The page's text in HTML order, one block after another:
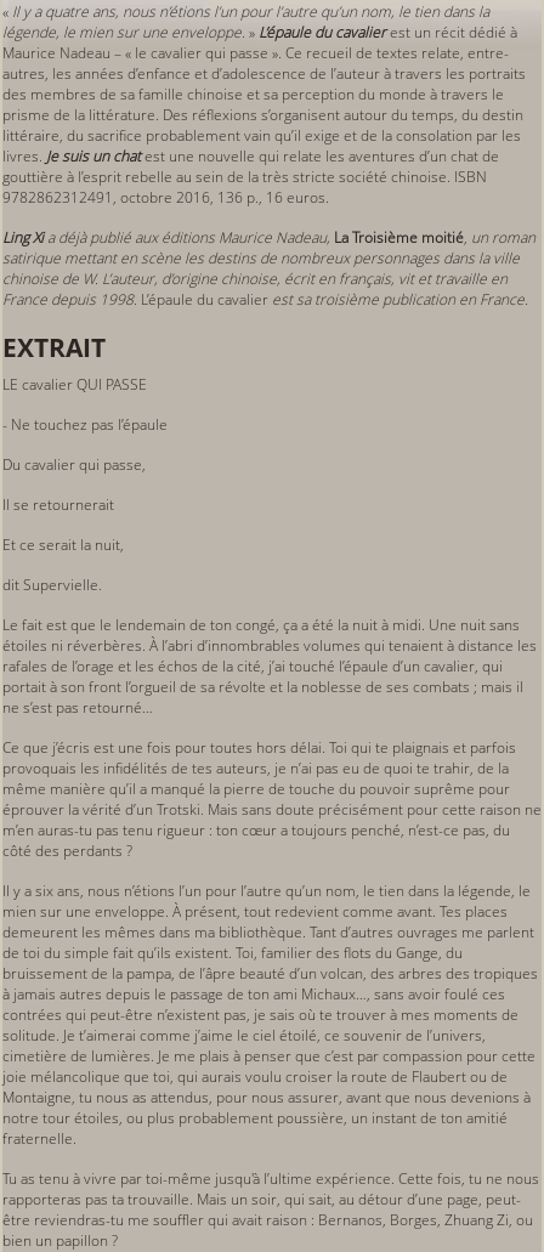
« Il y a quatre ans, nous n’étions l’un pour l’autre qu’un nom, le tien dans la
légende, le mien sur une enveloppe. » L’épaule du cavalierest un récit dédié à
Maurice Nadeau – « le cavalier qui passe ». Ce recueil de textes relate, entre-
autres, les années d’enfance et d’adolescence de l’auteur à travers les portraits
des membres de sa famille chinoise et sa perception du monde à travers le
prisme de la littérature. Des réflexions s’organisent autour du temps, du destin
littéraire, du sacrifice probablement vain qu’il exige et de la consolation par les
livres. Je suis un chatest une nouvelle qui relate les aventures d’un chat de
gouttière à l’esprit rebelle au sein de la très stricte société chinoise. ISBN
9782862312491, octobre 2016, 136 p., 16 euros.
Ling Xia déjà publié aux éditions Maurice Nadeau, La Troisième moitié, un roman
satirique mettant en scène les destins de nombreux personnages dans la ville
chinoise de W. L’auteur, d’origine chinoise, écrit en français, vit et travaille en
France depuis 1998. L’épaule du cavalier est sa troisième publication en France.
EXTRAIT
LE cavalier QUI PASSE
- Ne touchez pas l’épaule
Du cavalier qui passe,
Il se retournerait
Et ce serait la nuit,
dit Supervielle.
Le fait est que le lendemain de ton congé, ça a été la nuit à midi. Une nuit sans
étoiles ni réverbères. À l’abri d’innombrables volumes qui tenaient à distance les
rafales de l’orage et les échos de la cité, j’ai touché l’épaule d’un cavalier, qui
portait à son front l’orgueil de sa révolte et la noblesse de ses combats ; mais il
ne s’est pas retourné…
Ce que j’écris est une fois pour toutes hors délai. Toi qui te plaignais et parfois
provoquais les infidélités de tes auteurs, je n’ai pas eu de quoi te trahir, de la
même manière qu’il a manqué la pierre de touche du pouvoir suprême pour
éprouver la vérité d’un Trotski. Mais sans doute précisément pour cette raison ne
m’en auras-tu pas tenu rigueur : ton cœur a toujours penché, n’est-ce pas, du
côté des perdants ?
Il y a six ans, nous n’étions l’un pour l’autre qu’un nom, le tien dans la légende, le
mien sur une enveloppe. À présent, tout redevient comme avant. Tes places
demeurent les mêmes dans ma bibliothèque. Tant d’autres ouvrages me parlent
de toi du simple fait qu’ils existent. Toi, familier des flots du Gange, du
bruissement de la pampa, de l’âpre beauté d’un volcan, des arbres des tropiques
à jamais autres depuis le passage de ton ami Michaux…, sans avoir foulé ces
contrées qui peut-être n’existent pas, je sais où te trouver à mes moments de
solitude. Je t’aimerai comme j’aime le ciel étoilé, ce souvenir de l’univers,
cimetière de lumières. Je me plais à penser que c’est par compassion pour cette
joie mélancolique que toi, qui aurais voulu croiser la route de Flaubert ou de
Montaigne, tu nous as attendus, pour nous assurer, avant que nous devenions à
notre tour étoiles, ou plus probablement poussière, un instant de ton amitié
fraternelle.
Tu as tenu à vivre par toi-même jusqu'à l’ultime expérience. Cette fois, tu ne nous
rapporteras pas ta trouvaille. Mais un soir, qui sait, au détour d’une page, peut-
être reviendras-tu me souffler qui avait raison : Bernanos, Borges, Zhuang Zi, ou
bien un papillon ?